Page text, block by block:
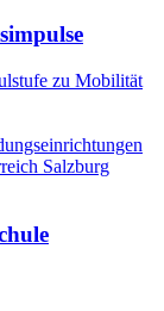
zu Mobilität
Salzburg